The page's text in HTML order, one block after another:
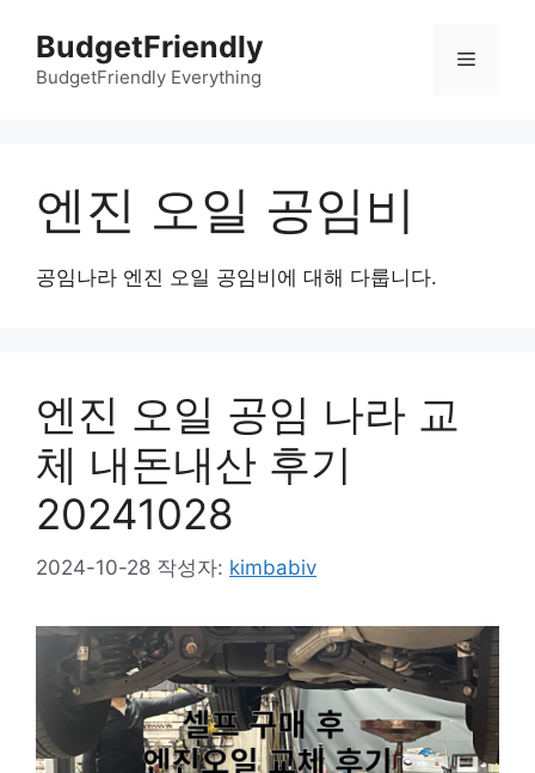
BudgetFriendly
BudgetFriendly Everything
메
엔진 오일 공임비
공임나라 엔진 오일 공임비에 대해 다룹니다.
엔진 오일 공임 나라 교
체 내돈내산 후기
20241028
2024-10-28 작성자: kimbabiv